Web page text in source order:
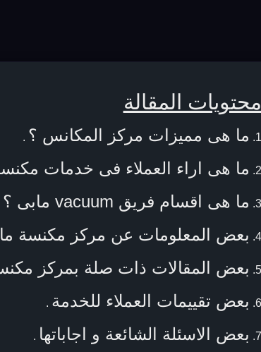
محتويات المقالة
ما هى مميزات مركز المكانس ؟ .
ما هى اراء العملاء فى خدمات
ما هى اقسام فريق vacuum مابى ؟
بعض المعلومات عن مركز مكنسة
بعض المقالات ذات صلة بمركز
بعض تقييمات العملاء للخدمة .
بعض الاسئلة الشائعة و اجاباتها .